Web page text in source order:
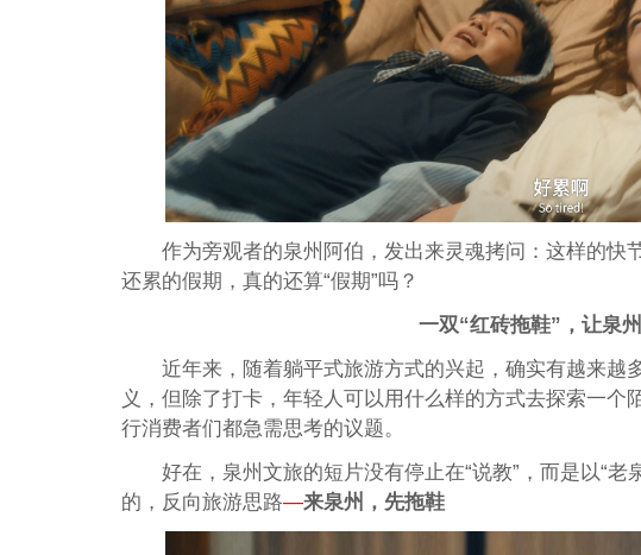
作为旁观者的泉州阿伯，发出来灵魂拷问：这样的快
还累的假期，真的还算“假期”吗？
一双“红砖拖鞋”，让泉
近年来，随着躺平式旅游方式的兴起，确实有越来越
义，但除了打卡，年轻人可以用什么样的方式去探索一个
行消费者们都急需思考的议题。
好在，泉州文旅的短片没有停止在“说教”，而是以“
的，反向旅游思路—来泉州，先拖鞋